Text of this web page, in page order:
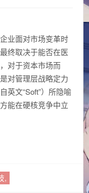
业面对市场变革时
终取决于能否在医
对于资本市场而
对管理层战略定力
英文“Soft”）所隐喻
能在硬核竞争中立
,